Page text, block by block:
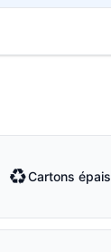
♻Cartons épais